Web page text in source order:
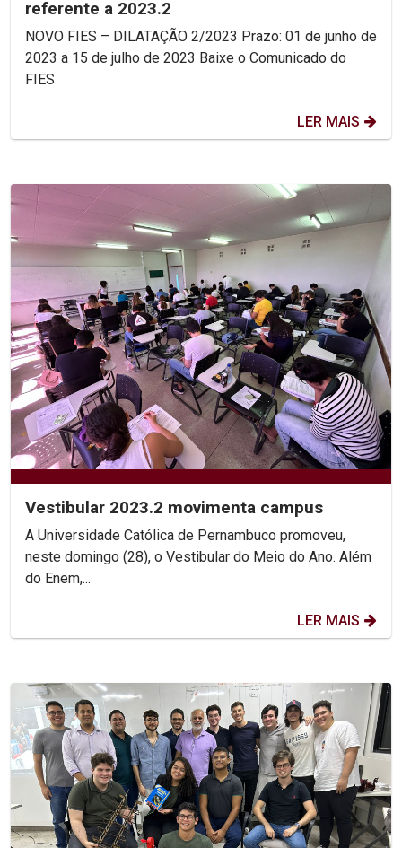
referente a 2023.2
NOVO FIES – DILATAÇÃO 2/2023 Prazo: 01 de junho de
2023 a 15 de julho de 2023 Baixe o Comunicado do
FIES
LER MAIS
Vestibular 2023.2 movimenta campus
A Universidade Católica de Pernambuco promoveu,
neste domingo (28), o Vestibular do Meio do Ano. Além
do Enem,...
LER MAIS